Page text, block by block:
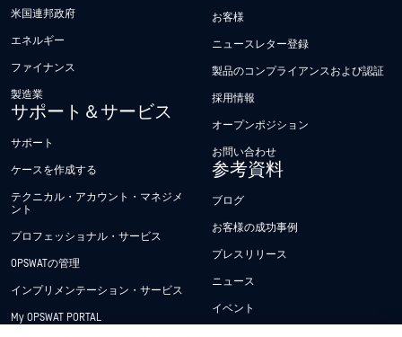
米国連邦政府
エネルギー
ファイナンス
製造業
サポート＆サービス
サポート
ケースを作成する
テクニカル・アカウント・マネジメ
ント
プロフェッショナル・サービス
OPSWATの管理
インプリメンテーション・サービス
My OPSWAT PORTAL
お客様
ニュースレター登録
製品のコンプライアンスおよび認証
採用情報
オープンポジション
お問い合わせ
参考資料
ブログ
お客様の成功事例
プレスリリース
ニュース
イベント